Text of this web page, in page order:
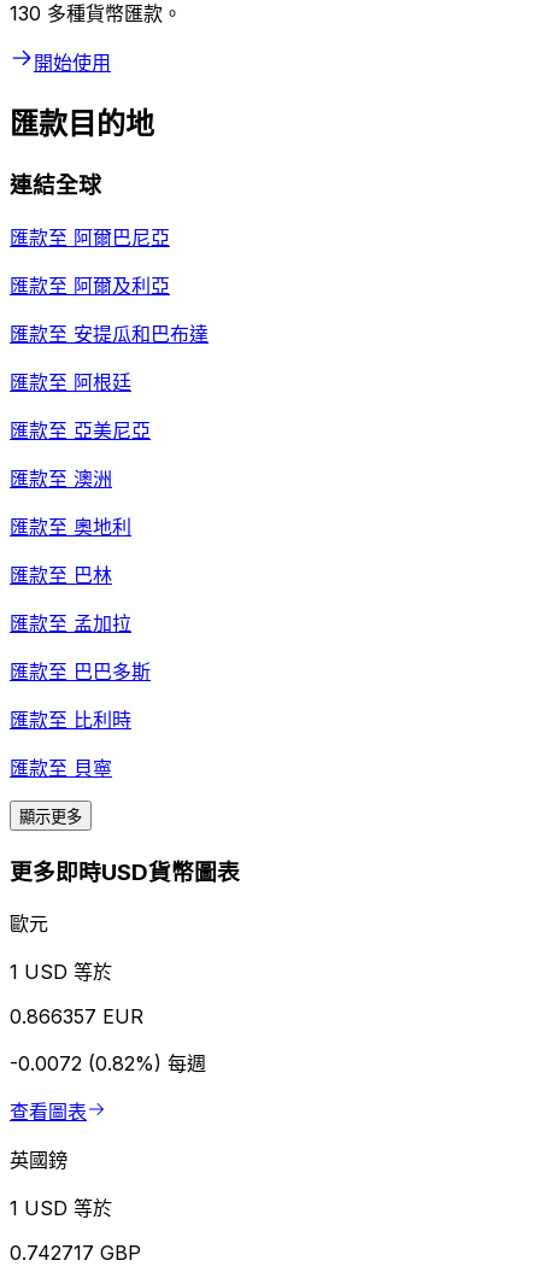
130 多種貨幣匯款。
開始使用
匯款目的地
連結全球
匯款至 阿爾巴尼亞
匯款至 阿爾及利亞
匯款至 安提瓜和巴布達
匯款至 阿根廷
匯款至 亞美尼亞
匯款至 澳洲
匯款至 奧地利
匯款至 巴林
匯款至 孟加拉
匯款至 巴巴多斯
匯款至 比利時
匯款至 貝寧
顯示更多
更多即時USD貨幣圖表
歐元
1 USD 等於
0.866357 EUR
-0.0072 (0.82%) 每週
查看圖表
英國鎊
1 USD 等於
0.742717 GBP